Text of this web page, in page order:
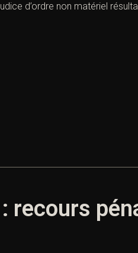
d’ordre non matériel
recours